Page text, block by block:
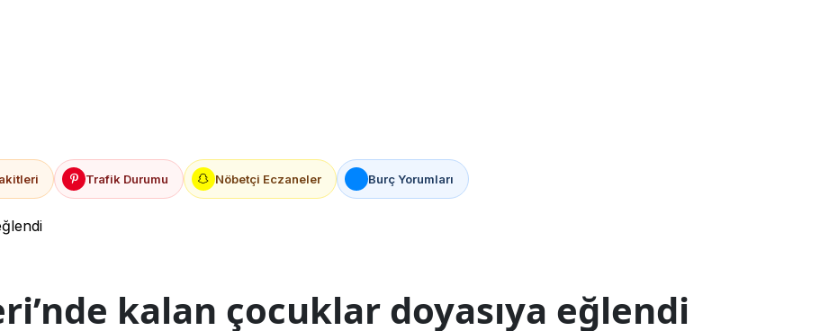
Trafik Durumu Nöbetçi Eczaneler Burç Yorumları
kalan çocuklar doyasıya eğlendi